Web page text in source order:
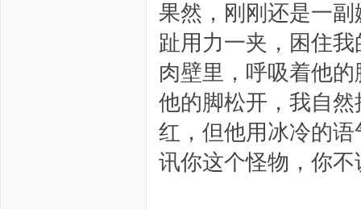
果然，刚刚还是一
趾用力一夹，困住
肉壁里，呼吸着他
他的脚松开，我自
红，但他用冰冷的
讯你这个怪物，你